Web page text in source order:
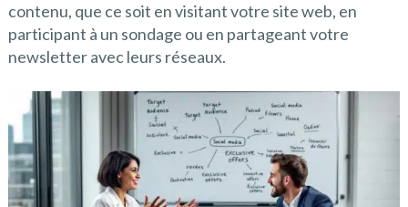
contenu, que ce soit en visitant votre site web, en
participant à un sondage ou en partageant votre
newsletter avec leurs réseaux.